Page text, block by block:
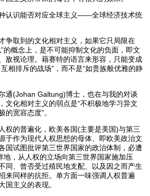
识能否对应全球主义——全球经济技术统
取到的文化相对主义，如果它只局限在
的概念上，是不可能抑制文化的负面，即文
敌视论理。藉赛特的语言来形容，只能变成
相排斥的战场”，而不是“如贵族般优雅的静
通(Johan Galtung)博士，也在与我的对谈
文化相对主义的弱点是“不积极地学习异文
的宽容态度”。
的普遍化，欧美各国(主要是美国)与第三
于作为现代人权思想的母体、即欧美政治文
国试图批评第三世界国家的政治体制，必遭
地，从人权的立场向第三世界国家施加压
同、曾否受过殖民地支配、以及因之而产生
来同样的抗拒。单方面一味强调人权普遍
国主义的表现。